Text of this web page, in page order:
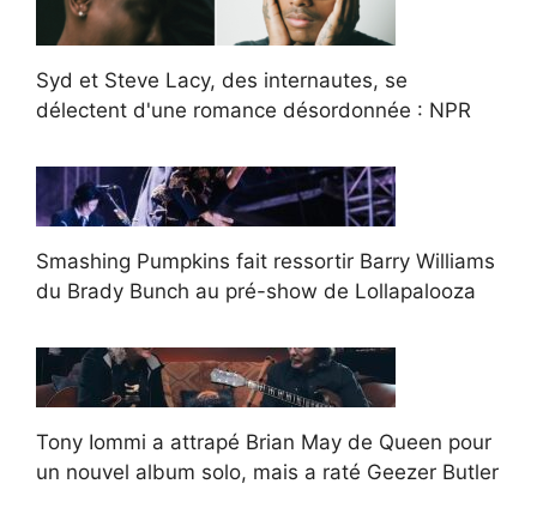
Syd et Steve Lacy, des internautes, se
délectent d'une romance désordonnée : NPR
Smashing Pumpkins fait ressortir Barry Williams
du Brady Bunch au pré-show de Lollapalooza
Tony Iommi a attrapé Brian May de Queen pour
un nouvel album solo, mais a raté Geezer Butler